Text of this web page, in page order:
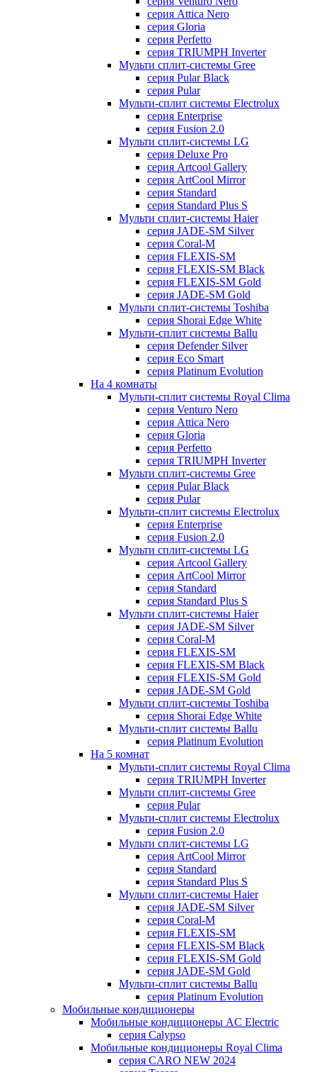
серия Attica Nero
серия Gloria
серия Perfetto
серия TRIUMPH Inverter
Мульти сплит-системы Gree
серия Pular Black
серия Pular
Мульти-сплит системы Electrolux
серия Enterprise
серия Fusion 2.0
Мульти сплит-системы LG
серия Deluxe Pro
серия Artcool Gallery
серия ArtCool Mirror
серия Standard
серия Standard Plus S
Мульти сплит-системы Haier
серия JADE-SM Silver
серия Coral-M
серия FLEXIS-SM
серия FLEXIS-SM Black
серия FLEXIS-SM Gold
серия JADE-SM Gold
Мульти сплит-системы Toshiba
серия Shorai Edge White
Мульти-сплит системы Ballu
серия Defender Silver
серия Eco Smart
серия Platinum Evolution
На 4 комнаты
Мульти-сплит системы Royal Clima
серия Venturo Nero
серия Attica Nero
серия Gloria
серия Perfetto
серия TRIUMPH Inverter
Мульти сплит-системы Gree
серия Pular Black
серия Pular
Мульти-сплит системы Electrolux
серия Enterprise
серия Fusion 2.0
Мульти сплит-системы LG
серия Artcool Gallery
серия ArtCool Mirror
серия Standard
серия Standard Plus S
Мульти сплит-системы Haier
серия JADE-SM Silver
серия Coral-M
серия FLEXIS-SM
серия FLEXIS-SM Black
серия FLEXIS-SM Gold
серия JADE-SM Gold
Мульти сплит-системы Toshiba
серия Shorai Edge White
Мульти-сплит системы Ballu
серия Platinum Evolution
На 5 комнат
Мульти-сплит системы Royal Clima
серия TRIUMPH Inverter
Мульти сплит-системы Gree
серия Pular
Мульти-сплит системы Electrolux
серия Fusion 2.0
Мульти сплит-системы LG
серия ArtCool Mirror
серия Standard
серия Standard Plus S
Мульти сплит-системы Haier
серия JADE-SM Silver
серия Coral-M
серия FLEXIS-SM
серия FLEXIS-SM Black
серия FLEXIS-SM Gold
серия JADE-SM Gold
Мульти-сплит системы Ballu
серия Platinum Evolution
Мобильные кондиционеры
Мобильные кондиционеры AC Electric
серия Calypso
Мобильные кондиционеры Royal Clima
серия CARO NEW 2024